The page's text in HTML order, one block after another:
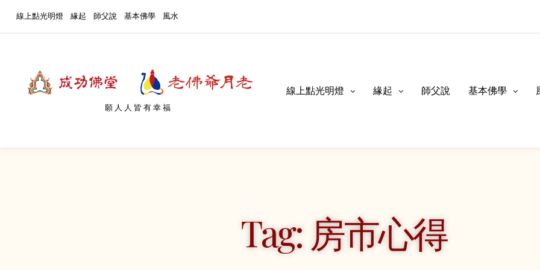
線上點光明燈 緣起 師父說 基本佛學 風水
願人人皆有幸福
線上點光明燈 緣起 師父說 基本佛學
Tag: 房市心得